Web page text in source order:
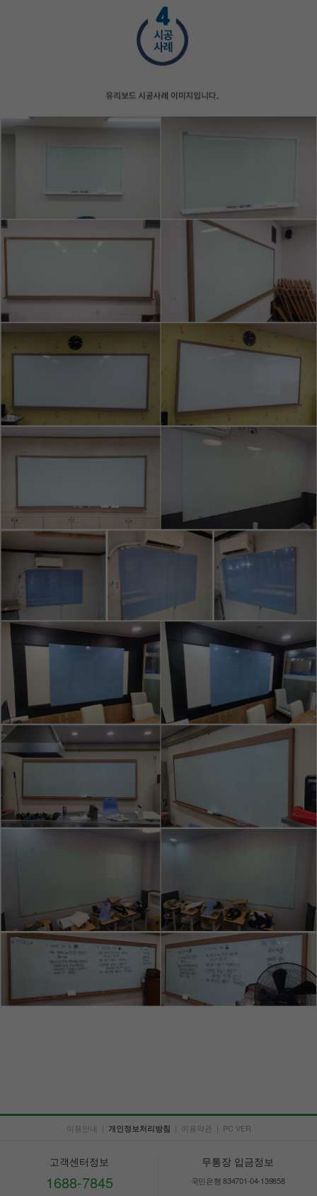
이용안내 | 개인정보처리방침 | 이용약관 | PC VER
고객센터정보
1688-7845
무통장 입금정보
국민은행 834701-04-139858